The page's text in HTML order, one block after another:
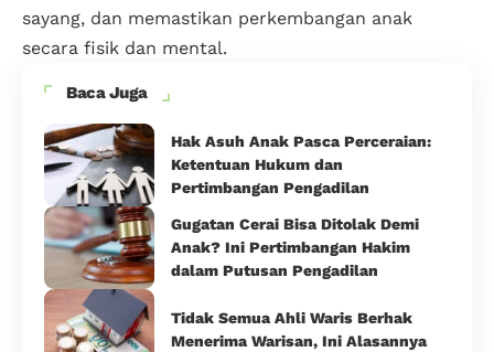
sayang, dan memastikan perkembangan anak
secara fisik dan mental.
Baca Juga
Hak Asuh Anak Pasca Perceraian:
Ketentuan Hukum dan
Pertimbangan Pengadilan
Gugatan Cerai Bisa Ditolak Demi
Anak? Ini Pertimbangan Hakim
dalam Putusan Pengadilan
Tidak Semua Ahli Waris Berhak
Menerima Warisan, Ini Alasannya